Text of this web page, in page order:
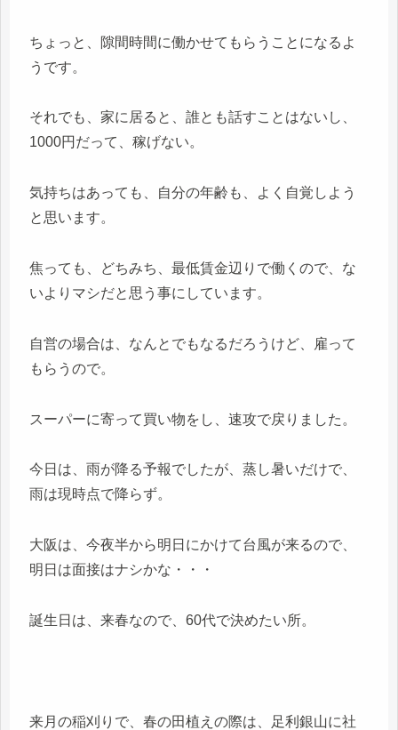
ちょっと、隙間時間に働かせてもらうことになるよ
うです。
それでも、家に居ると、誰とも話すことはないし、
1000円だって、稼げない。
気持ちはあっても、自分の年齢も、よく自覚しよう
と思います。
焦っても、どちみち、最低賃金辺りで働くので、な
いよりマシだと思う事にしています。
自営の場合は、なんとでもなるだろうけど、雇って
もらうので。
スーパーに寄って買い物をし、速攻で戻りました。
今日は、雨が降る予報でしたが、蒸し暑いだけで、
雨は現時点で降らず。
大阪は、今夜半から明日にかけて台風が来るので、
明日は面接はナシかな・・・
誕生日は、来春なので、60代で決めたい所。
来月の稲刈りで、春の田植えの際は、足利銀山に社